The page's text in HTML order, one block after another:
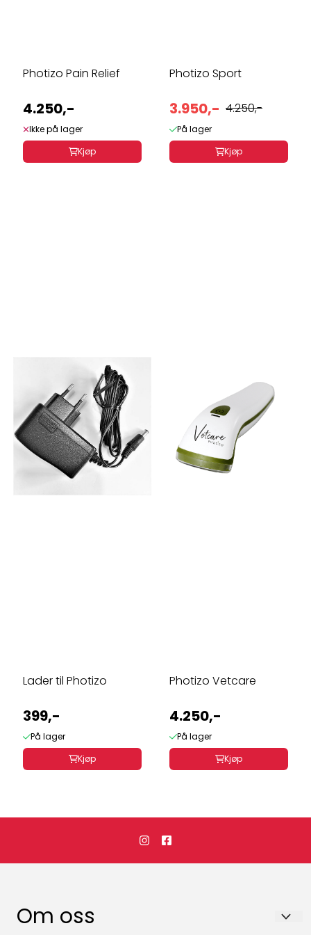
Photizo Pain Relief
4.250,-
Ikke på lager
Kjøp
Photizo Sport
3.950,- 4.250,-
På lager
Kjøp
Lader til Photizo
399,-
På lager
Kjøp
Photizo Vetcare
4.250,-
På lager
Kjøp
Om oss